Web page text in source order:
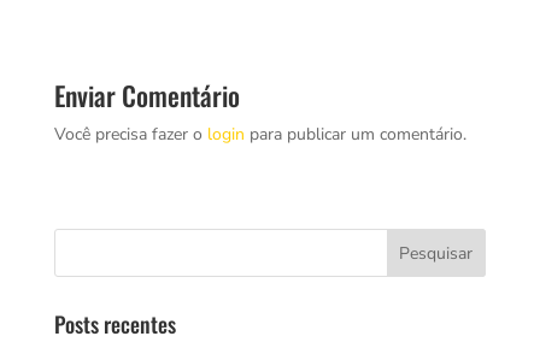
Enviar Comentário
Você precisa fazer o login para publicar um comentário.
Posts recentes